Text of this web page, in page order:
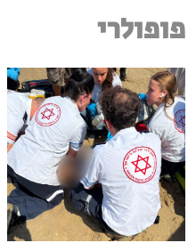
פופולרי